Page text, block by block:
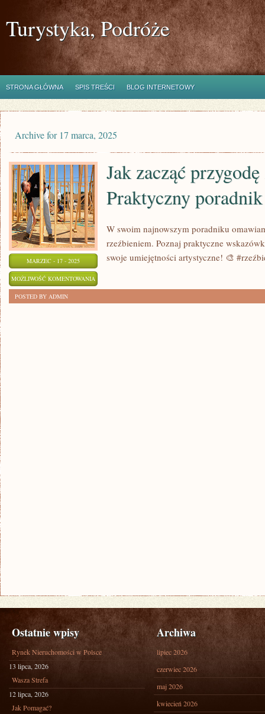
Turystyka, Podróże
STRONA GŁÓWNA SPIS TREŚCI BLOG INTERNETOWY
Archive for 17 marca, 2025
MARZEC - 17 - 2025
MOŻLIWOŚĆ KOMENTOWANIA
ZOSTAŁA WYŁĄCZONA
Jak zacząć
Praktyczny poradnik
W swoim najnowszym poradniku
rzeźbieniem. Poznaj praktyczne
swoje umiejętności artystyczne! 🎨
POSTED BY ADMIN
Ostatnie wpisy
Rynek Nieruchomości w Polsce
13 lipca, 2026
Wasza Strefa
12 lipca, 2026
Jak Pomagać?
Archiwa
lipiec 2026
czerwiec 2026
maj 2026
kwiecień 2026